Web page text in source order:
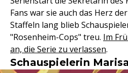
Fans war sie auch das Herz
Staffeln lang blieb
"Rosenheim-Cops" treu. Im
an, die Serie zu verlassen.
Schauspielerin